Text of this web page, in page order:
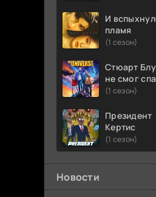
И
пламя
(1 сезон)
Стюарт
не смог
вселенную
(1 сезон)
Президент
Кертис
(1 сезон)
Новости